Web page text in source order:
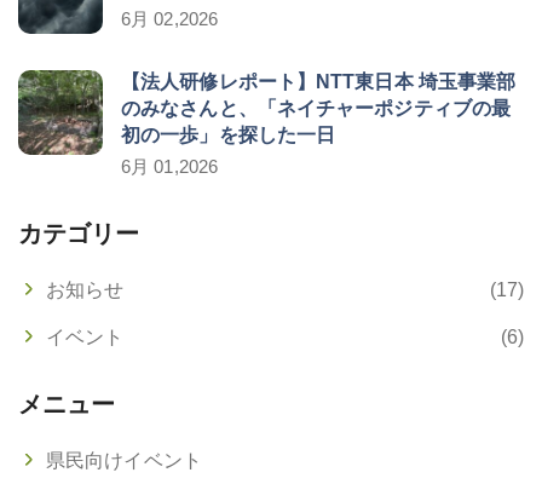
6月 02,2026
【法人研修レポート】NTT東日本 埼玉事業部
のみなさんと、「ネイチャーポジティブの最
初の一歩」を探した一日
6月 01,2026
カテゴリー
お知らせ (17)
イベント (6)
メニュー
県民向けイベント